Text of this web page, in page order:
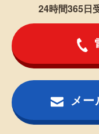
24時間365日
メー